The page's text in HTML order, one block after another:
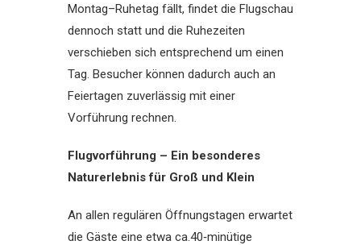
Montag–Ruhetag fällt, findet die Flugschau
dennoch statt und die Ruhezeiten
verschieben sich entsprechend um einen
Tag. Besucher können dadurch auch an
Feiertagen zuverlässig mit einer
Vorführung rechnen.
Flugvorführung – Ein besonderes
Naturerlebnis für Groß und Klein
An allen regulären Öffnungstagen erwartet
die Gäste eine etwa ca.40‑minütige